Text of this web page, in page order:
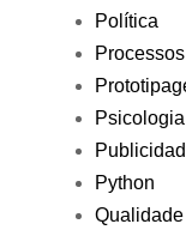
Política
Processos
Psicologia
Python